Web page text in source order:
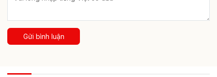
Gửi bình luận